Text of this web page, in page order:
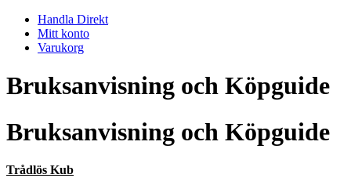
Handla Direkt
Mitt konto
Varukorg
Bruksanvisning och Köpguide
Bruksanvisning och Köpguide
Trådlös Kub